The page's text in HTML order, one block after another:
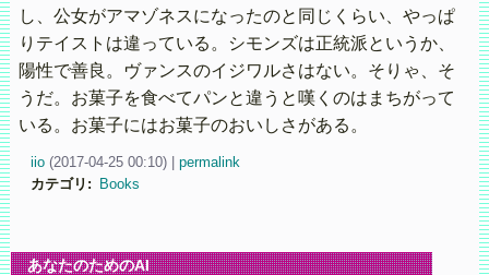
し、公女がアマゾネスになったのと同じくらい、やっぱ
りテイストは違っている。シモンズは正統派というか、
陽性で善良。ヴァンスのイジワルさはない。そりゃ、そ
うだ。お菓子を食べてパンと違うと嘆くのはまちがって
いる。お菓子にはお菓子のおいしさがある。
iio (2017-04-25 00:10)
permalink
カテゴリ : Books
あなたのためのAI